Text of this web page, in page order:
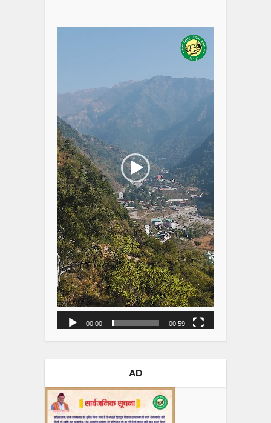
Player
00:00 00:59
AD